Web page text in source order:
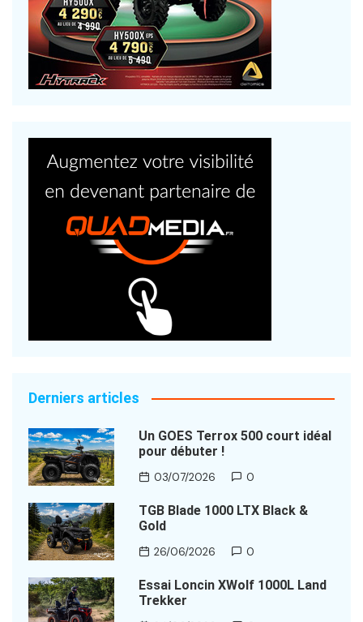
Derniers articles
Un GOES Terrox 500 court idéal
pour débuter !
03/07/2026 0
TGB Blade 1000 LTX Black &
Gold
26/06/2026 0
Essai Loncin XWolf 1000L Land
Trekker